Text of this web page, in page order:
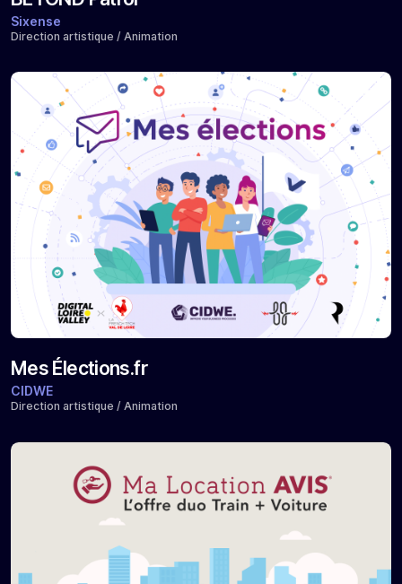
Sixense
Direction artistique / Animation
Mes Élections.fr
CIDWE
Direction artistique / Animation